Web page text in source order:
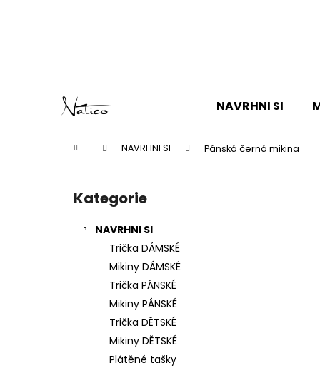
NAVRHNI SI
Domů NAVRHNI SI Pánská černá mikina
Přeskočit
kategorie
Kategorie
NAVRHNI SI
Trička DÁMSKÉ
Mikiny DÁMSKÉ
Trička PÁNSKÉ
Mikiny PÁNSKÉ
Trička DĚTSKÉ
Mikiny DĚTSKÉ
Plátěné tašky